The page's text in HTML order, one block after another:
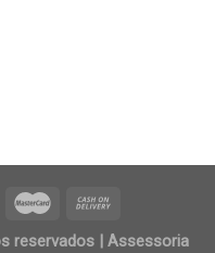
reservados | Assessoria